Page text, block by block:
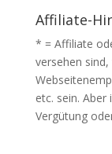
Affiliate-
* = Affiliate
versehen
etc. sein. Aber
Vergütung